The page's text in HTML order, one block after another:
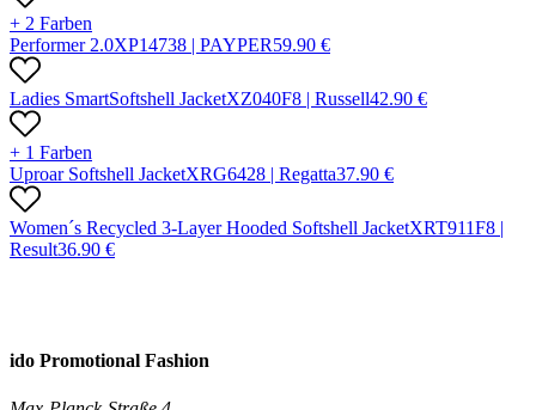
+ 2 Farben
Performer 2.0XP14738 | PAYPER59.90 €
Ladies SmartSoftshell JacketXZ040F8 | Russell42.90 €
+ 1 Farben
Uproar Softshell JacketXRG6428 | Regatta37.90 €
Women´s Recycled 3-Layer Hooded Softshell JacketXRT911F8 |
Result36.90 €
ido Promotional Fashion